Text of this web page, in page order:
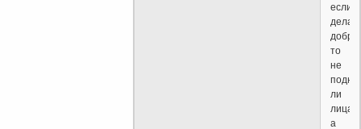
если
то
не
ли
лица?
а